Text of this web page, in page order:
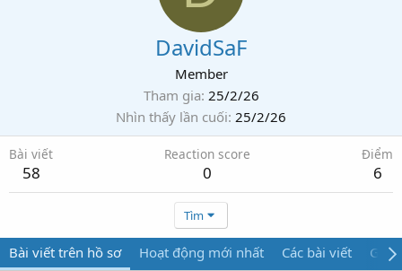
DavidSaF
Member
Tham gia 25/2/26
Nhìn thấy lần cuối 25/2/26
Bài viết
58
Reaction score
0
Điểm
6
Tìm
Bài viết trên hồ sơ Hoạt động mới nhất Các bài viết Giới